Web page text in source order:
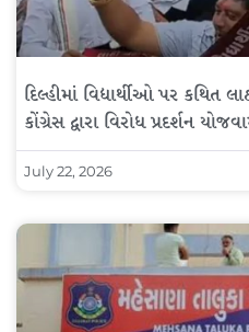
દિલ્હીમાં વિદ્યાર્થીઓ પર કથિત
કોંગ્રેસ દ્વારા વિરોધ પ્રદર્શન
July 22, 2026